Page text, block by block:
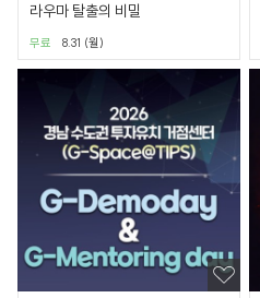
라우마 탈출의 비밀
8.31 (월)
무료